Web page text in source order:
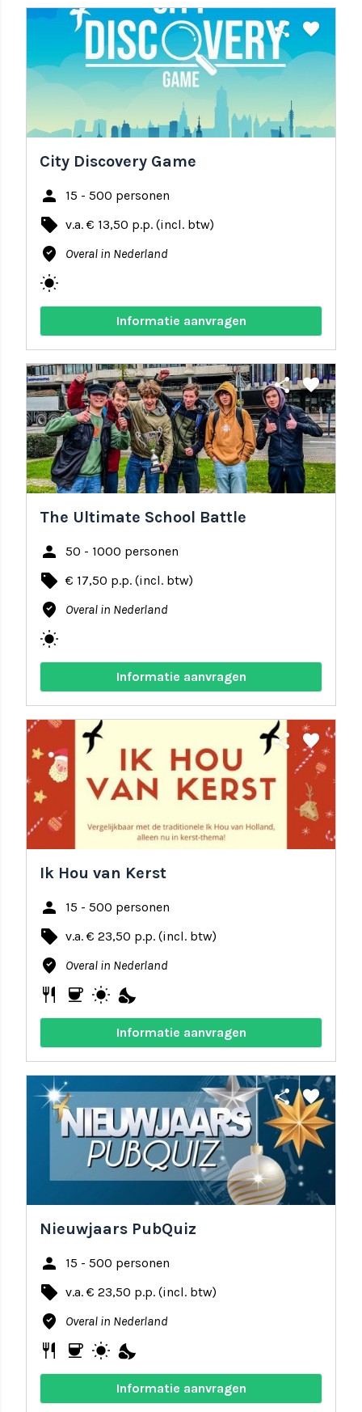
share favorite
City Discovery Game
person 15 - 500 personen
local_offer v.a. € 13,50 p.p. (incl. btw)
where_to_vote Overal in Nederland
wb_sunny
Informatie aanvragen
share favorite
The Ultimate School Battle
person 50 - 1000 personen
local_offer € 17,50 p.p. (incl. btw)
where_to_vote Overal in Nederland
wb_sunny
Informatie aanvragen
share favorite
Ik Hou van Kerst
person 15 - 500 personen
local_offer v.a. € 23,50 p.p. (incl. btw)
where_to_vote Overal in Nederland
restaurant coffee wb_sunny nights_stay
Informatie aanvragen
share favorite
Nieuwjaars PubQuiz
person 15 - 500 personen
local_offer v.a. € 23,50 p.p. (incl. btw)
where_to_vote Overal in Nederland
restaurant coffee wb_sunny nights_stay
Informatie aanvragen